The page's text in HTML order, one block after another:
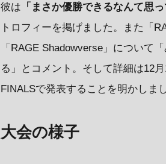
彼は 「まさか優勝できるなんて思
トロフィーを掲げました。また「
「RAGE Shadowverse」について
る」とコメント。そして詳細は12
FINALSで発表することを明かしまし
大会の様子